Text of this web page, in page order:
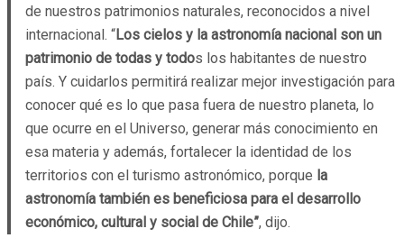
de nuestros patrimonios naturales, reconocidos a nivel
internacional. “Los cielos y la astronomía nacional son un
patrimonio de todas y todos los habitantes de nuestro
país. Y cuidarlos permitirá realizar mejor investigación para
conocer qué es lo que pasa fuera de nuestro planeta, lo
que ocurre en el Universo, generar más conocimiento en
esa materia y además, fortalecer la identidad de los
territorios con el turismo astronómico, porque la
astronomía también es beneficiosa para el desarrollo
económico, cultural y social de Chile”, dijo.